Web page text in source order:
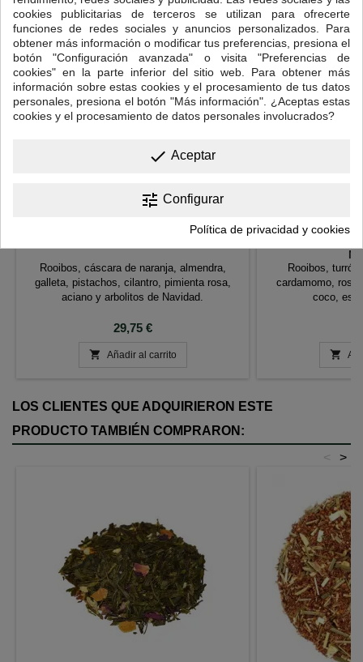
>
<
Rooibos, cáscara de naranja, almendra,
galleta, pistachos, cilantro, pimienta rosa,
aciano y arbolitos de Navidad.
Precio
29,75 €
 Añadir al carrito
Rooibos,
cardamomo,
coco,

LOS CLIENTES QUE ADQUIRIERON ESTE
PRODUCTO TAMBIÉN COMPRARON:
>
<
cookies publicitarias de terceros se utilizan para ofrecerte
funciones de redes sociales y anuncios personalizados. Para
obtener más información o modificar tus preferencias, presiona el
botón "Configuración avanzada" o visita "Preferencias de
cookies" en la parte inferior del sitio web. Para obtener más
información sobre estas cookies y el procesamiento de tus datos
personales, presiona el botón "Más información". ¿Aceptas estas
cookies y el procesamiento de datos personales involucrados?
done Aceptar
tune Configurar
Política de privacidad y cookies